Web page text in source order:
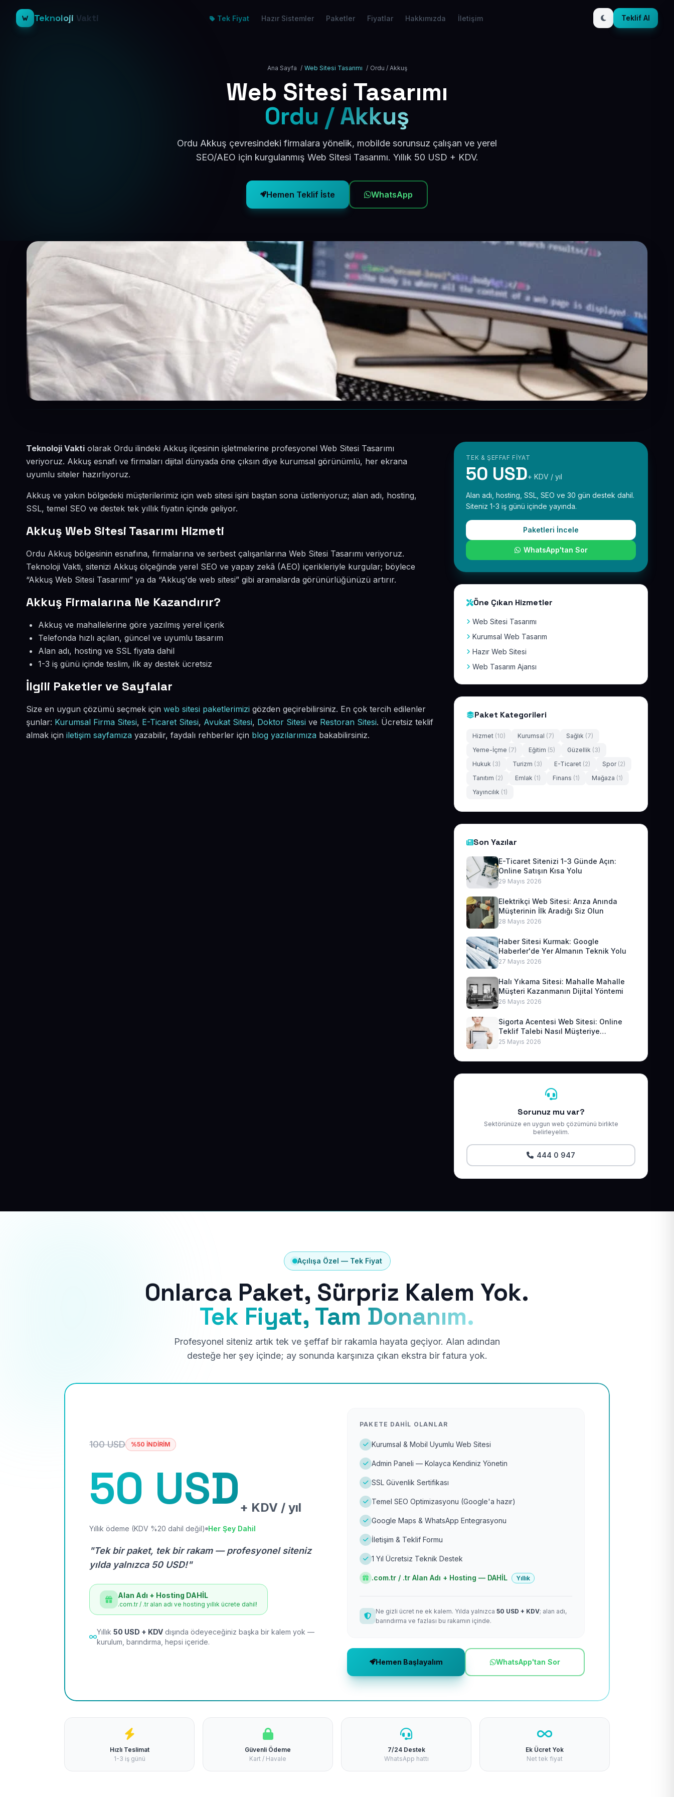
Teknoloji Vakti Tek Fiyat Hazır Sistemler Paketler Fiyatlar Hakkımızda İletişim Teklif Al
Ana Sayfa / Web Sitesi Tasarımı / Ordu / Akkuş
Web Sitesi Tasarımı
Ordu / Akkuş
Ordu Akkuş çevresindeki firmalara yönelik, mobilde sorunsuz çalışan ve yerel
SEO/AEO için kurgulanmış Web Sitesi Tasarımı. Yıllık 50 USD + KDV.
Hemen Teklif İste WhatsApp
Teknoloji Vakti olarak Ordu ilindeki Akkuş ilçesinin işletmelerine profesyonel Web Sitesi Tasarımı
veriyoruz. Akkuş esnafı ve firmaları dijital dünyada öne çıksın diye kurumsal görünümlü, her ekrana
uyumlu siteler hazırlıyoruz.
Akkuş ve yakın bölgedeki müşterilerimiz için web sitesi işini baştan sona üstleniyoruz; alan adı, hosting,
SSL, temel SEO ve destek tek yıllık fiyatın içinde geliyor.
Akkuş Web Sitesi Tasarımı Hizmeti
Ordu Akkuş bölgesinin esnafına, firmalarına ve serbest çalışanlarına Web Sitesi Tasarımı veriyoruz.
Teknoloji Vakti, sitenizi Akkuş ölçeğinde yerel SEO ve yapay zekâ (AEO) içerikleriyle kurgular; böylece
“Akkuş Web Sitesi Tasarımı” ya da “Akkuş'de web sitesi” gibi aramalarda görünürlüğünüzü artırır.
Akkuş Firmalarına Ne Kazandırır?
Akkuş ve mahallelerine göre yazılmış yerel içerik
Telefonda hızlı açılan, güncel ve uyumlu tasarım
Alan adı, hosting ve SSL fiyata dahil
1-3 iş günü içinde teslim, ilk ay destek ücretsiz
İlgili Paketler ve Sayfalar
Size en uygun çözümü seçmek için web sitesi paketlerimizi gözden geçirebilirsiniz. En çok tercih edilenler
şunlar: Kurumsal Firma Sitesi, E-Ticaret Sitesi, Avukat Sitesi, Doktor Sitesi ve Restoran Sitesi. Ücretsiz teklif
almak için iletişim sayfamıza yazabilir, faydalı rehberler için blog yazılarımıza bakabilirsiniz.
TEK & ŞEFFAF FIYAT
50 USD+ KDV / yıl
Alan adı, hosting, SSL, SEO ve 30 gün destek dahil.
Siteniz 1-3 iş günü içinde yayında.
Paketleri İncele
WhatsApp'tan Sor
Öne Çıkan Hizmetler
Web Sitesi Tasarımı
Kurumsal Web Tasarım
Hazır Web Sitesi
Web Tasarım Ajansı
Paket Kategorileri
Hizmet (10) Kurumsal (7) Sağlık (7)
Yeme-İçme (7) Eğitim (5) Güzellik (3)
Hukuk (3) Turizm (3) E-Ticaret (2) Spor (2)
Tanıtım (2) Emlak (1) Finans (1) Mağaza (1)
Yayıncılık (1)
Son Yazılar
E-Ticaret Sitenizi 1-3 Günde Açın:
Online Satışın Kısa Yolu
29 Mayıs 2026
Elektrikçi Web Sitesi: Arıza Anında
Müşterinin İlk Aradığı Siz Olun
28 Mayıs 2026
Haber Sitesi Kurmak: Google
Haberler'de Yer Almanın Teknik Yolu
27 Mayıs 2026
Halı Yıkama Sitesi: Mahalle Mahalle
Müşteri Kazanmanın Dijital Yöntemi
26 Mayıs 2026
Sigorta Acentesi Web Sitesi: Online
Teklif Talebi Nasıl Müşteriye
Dönüşür?
25 Mayıs 2026
Sorunuz mu var?
Sektörünüze en uygun web çözümünü birlikte
belirleyelim.
444 0 947
Açılışa Özel — Tek Fiyat
Onlarca Paket, Sürpriz Kalem Yok.
Tek Fiyat, Tam Donanım.
Profesyonel siteniz artık tek ve şeffaf bir rakamla hayata geçiyor. Alan adından
desteğe her şey içinde; ay sonunda karşınıza çıkan ekstra bir fatura yok.
100 USD %50 İNDİRİM
50 USD+ KDV / yıl
Yıllık ödeme (KDV %20 dahil değil) Her Şey Dahil
"Tek bir paket, tek bir rakam — profesyonel siteniz
yılda yalnızca 50 USD!"
Alan Adı + Hosting DAHİL
.com.tr / .tr alan adı ve hosting yıllık ücrete dahil!
Yıllık 50 USD + KDV dışında ödeyeceğiniz başka bir kalem yok —
kurulum, barındırma, hepsi içeride.
PAKETE DAHIL OLANLAR
Kurumsal & Mobil Uyumlu Web Sitesi
Admin Paneli — Kolayca Kendiniz Yönetin
SSL Güvenlik Sertifikası
Temel SEO Optimizasyonu (Google'a hazır)
Google Maps & WhatsApp Entegrasyonu
İletişim & Teklif Formu
1 Yıl Ücretsiz Teknik Destek
.com.tr / .tr Alan Adı + Hosting — DAHİL Yıllık
Ne gizli ücret ne ek kalem. Yılda yalnızca 50 USD + KDV; alan adı,
barındırma ve fazlası bu rakamın içinde.
Hemen Başlayalım WhatsApp'tan Sor
Hızlı Teslimat
1-3 iş günü
Güvenli Ödeme
Kart / Havale
7/24 Destek
WhatsApp hattı
Ek Ücret Yok
Net tek fiyat